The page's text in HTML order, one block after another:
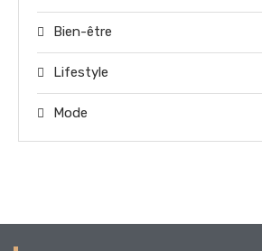
Bien-être
Lifestyle
Mode